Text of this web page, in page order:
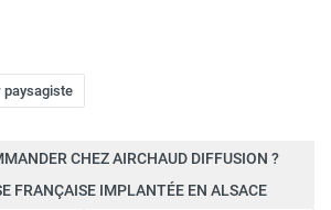
paysagiste
CHEZ AIRCHAUD DIFFUSION ?
FRANÇAISE IMPLANTÉE EN ALSACE